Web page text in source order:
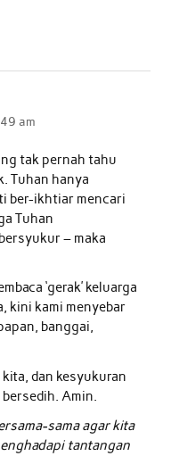
am
tak pernah tahu
Tuhan hanya
ber-ikhtiar mencari
Tuhan
– maka
‘gerak’ keluarga
kini kami menyebar
banggai,
dan kesyukuran
Amin.
sama agar kita
tantangan